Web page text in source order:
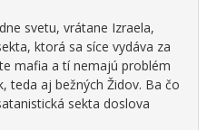
svetu, vrátane Izraela,
ktorá sa síce vydáva za
mafia a tí nemajú problém
teda aj bežných Židov. Ba čo
sekta doslova